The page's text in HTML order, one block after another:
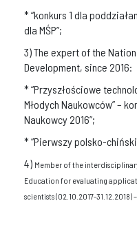
* “konkurs 1 dla
dla MŚP”;
3) The expert of the
Development, since 2016:
* “Przyszłościowe
Młodych Naukowców” –
Naukowcy 2016”;
* “Pierwszy polsko-
4) Member of the
Education for evaluating
scientists (02.10.2017-31.12.2018)